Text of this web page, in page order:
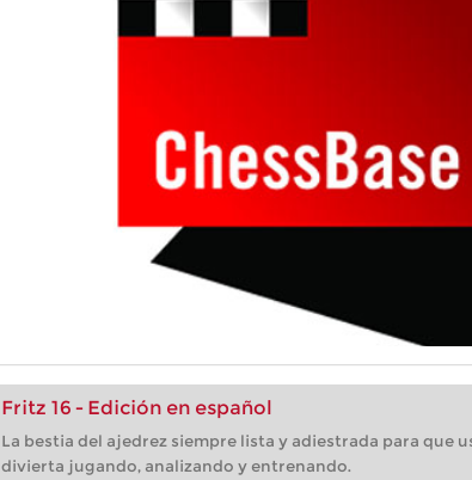
Fritz 16 - Edición en español
La bestia del ajedrez siempre lista y adiestrada para que
divierta jugando, analizando y entrenando.